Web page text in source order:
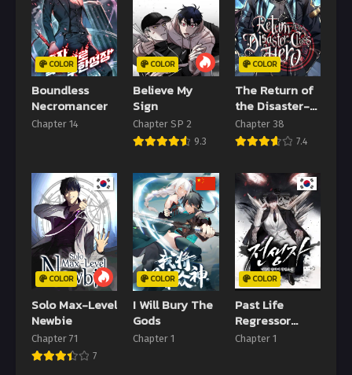
Chapter 267
11 พฤษภาคม 2022
Chapter 266
11 พฤษภาคม 2022
Chapter 265 Chapter 264
Chapter 263
11 พฤษภาคม 2022
Chapter 262
11 พฤษภาคม 2022
11 พฤษภาคม 2022 11 พฤษภาคม 2022
Chapter 259
11 พฤษภาคม 2022
Chapter 258
11 พฤษภาคม 2022
Chapter 257
11 พฤษภาคม 2022
Chapter 256
11 พฤษภาคม 2022
Chapter 255
11 พฤษภาคม 2022
Chapter 254
11 พฤษภาคม 2022
Chapter 253
COLOR
Boundless
Necromancer
Chapter 14
COLOR
Believe My
Sign
Chapter SP 2
9.3
COLOR
The Return of
the Disaster-
Class Hero
Chapter 38
7.4
COLOR
Solo Max-Level
Newbie
Chapter 71
7
COLOR
I Will Bury The
Gods
Chapter 1
COLOR
Past Life
Regressor
(2022)
Chapter 1